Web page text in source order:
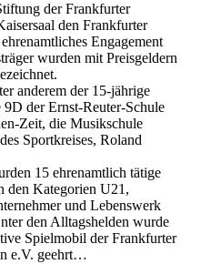
der Frankfurter
den Frankfurter
Engagement
wurden mit Preisgeldern
anderem der 15-jährige
der Ernst-Reuter-Schule
Zeit, die Musikschule
Sportkreises, Roland
15 ehrenamtlich tätige
den Kategorien U21,
und Lebenswerk
den Alltagshelden wurde
Spielmobil der Frankfurter
e.V. geehrt…